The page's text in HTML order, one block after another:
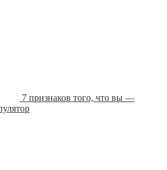
7 признаков того, что вы —